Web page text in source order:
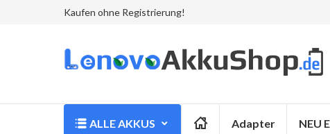
Kaufen ohne Registrierung!
ALLE AKKUS Adapter NEU